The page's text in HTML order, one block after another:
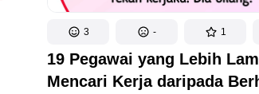
3 - 1
19 Pegawai yang Lebih
Mencari Kerja daripada